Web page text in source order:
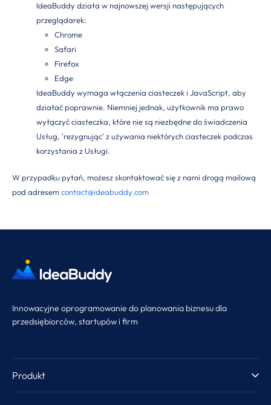
IdeaBuddy działa w najnowszej wersji następujących
przeglądarek:
Chrome
Safari
Firefox
Edge
IdeaBuddy wymaga włączenia ciasteczek i JavaScript, aby
działać poprawnie. Niemniej jednak, użytkownik ma prawo
wyłączyć ciasteczka, które nie są niezbędne do świadczenia
Usług, 'rezygnując' z używania niektórych ciasteczek podczas
korzystania z Usługi.
W przypadku pytań, możesz skontaktować się z nami drogą mailową
pod adresemcontact@ideabuddy.com
Innowacyjne oprogramowanie do planowania biznesu dla
przedsiębiorców, startupów i firm
Produkt